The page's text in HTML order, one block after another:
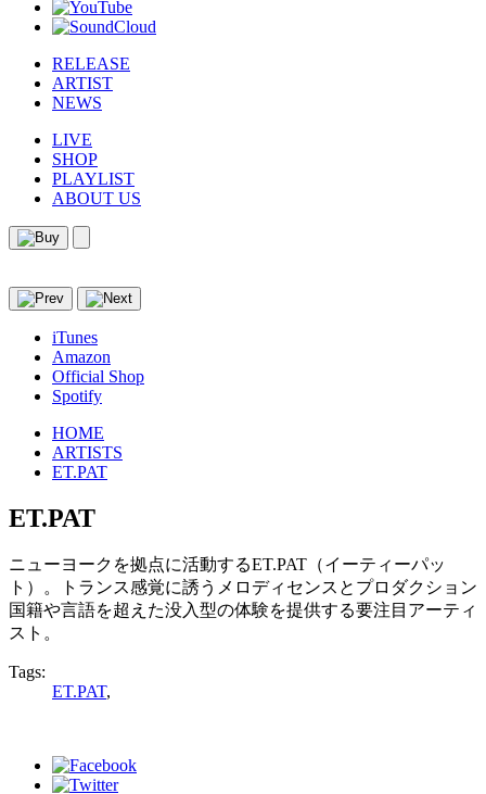
RELEASE
ARTIST
NEWS
LIVE
SHOP
PLAYLIST
ABOUT US
iTunes
Amazon
Official Shop
Spotify
HOME
ARTISTS
ET.PAT
ET.PAT
ニューヨークを拠点に活動するET.PAT（イーティーパッ
ト）。トランス感覚に誘うメロディセンスとプロダクション
国籍や言語を超えた没入型の体験を提供する要注目アーティ
スト。
Tags:
ET.PAT,